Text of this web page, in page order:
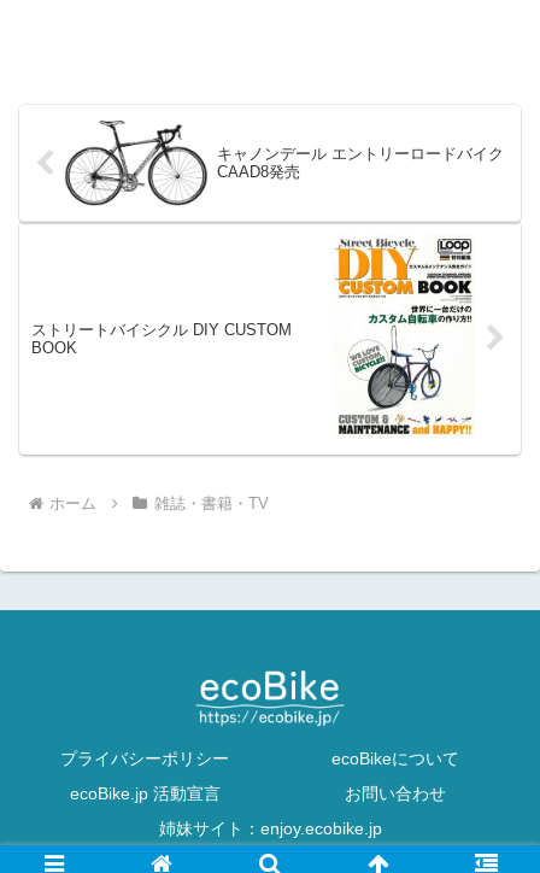
キャノンデール エントリーロードバイク
CAAD8発売
ストリートバイシクル DIY CUSTOM
BOOK
ホーム 雑誌・書籍・TV
プライバシーポリシー
ecoBikeについて
ecoBike.jp 活動宣言
お問い合わせ
姉妹サイト：enjoy.ecobike.jp